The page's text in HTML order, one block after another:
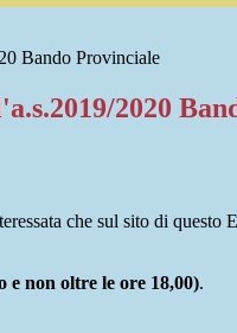
Bando Provinciale
2020
che sul sito di questo
e non oltre le ore 18,00).